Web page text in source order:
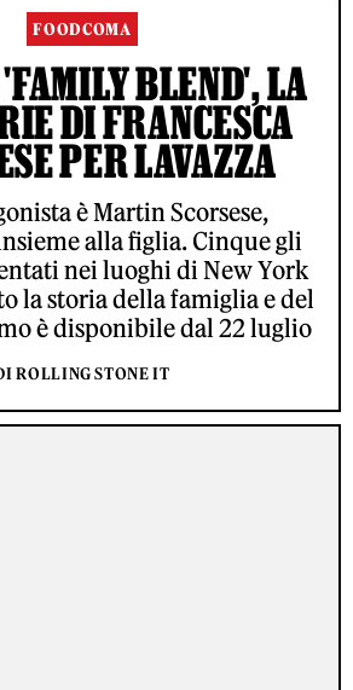
FOODCOMA
BLEND', LA
DI FRANCESCA
PER LAVAZZA
è Martin Scorsese,
alla figlia. Cinque gli
nei luoghi di New York
la storia della famiglia e del
è disponibile dal 22 luglio
ROLLING STONE IT